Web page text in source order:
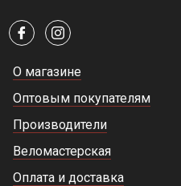
О магазине
Оптовым покупателям
Производители
Веломастерская
Оплата и доставка